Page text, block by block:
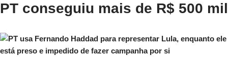
PT conseguiu mais de R$ 500 mil